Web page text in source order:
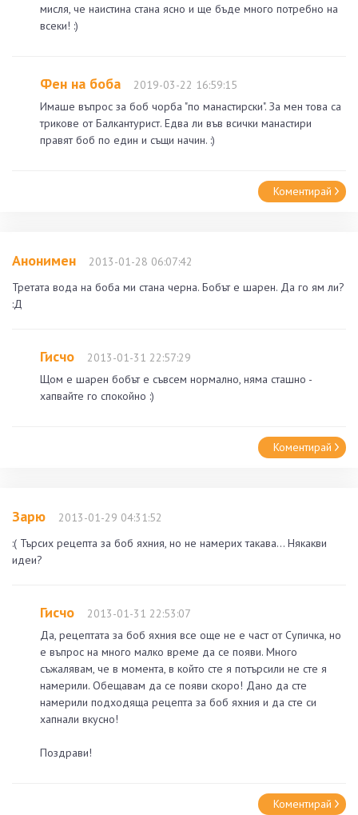
мисля, че наистина стана ясно и ще бъде много потребно на
всеки! :)
Фен на боба
2019-03-22 16:59:15
Имаше въпрос за боб чорба "по манастирски". За мен това са
трикове от Балкантурист. Едва ли във всички манастири
правят боб по един и същи начин. :)
Коментирай
Анонимен
2013-01-28 06:07:42
Третата вода на боба ми стана черна. Бобът е шарен. Да го ям ли?
:Д
Гисчо
2013-01-31 22:57:29
Щом е шарен бобът е съвсем нормално, няма сташно -
хапвайте го спокойно :)
Коментирай
Зарю
2013-01-29 04:31:52
:( Търсих рецепта за боб яхния, но не намерих такава... Някакви
идеи?
Гисчо
2013-01-31 22:53:07
Да, рецептата за боб яхния все още не е част от Супичка, но
е въпрос на много малко време да се появи. Много
съжалявам, че в момента, в който сте я потърсили не сте я
намерили. Обещавам да се появи скоро! Дано да сте
намерили подходяща рецепта за боб яхния и да сте си
хапнали вкусно!
Поздрави!
Коментирай